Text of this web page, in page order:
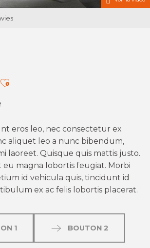
Ajouter aux favoris
eros leo, nec consectetur ex
aliquet leo a nunc bibendum,
laoreet. Quisque quis mattis justo.
eu magna lobortis feugiat. Morbi
id vehicula quis, tincidunt id
ex ac felis lobortis placerat.
1 BOUTON 2